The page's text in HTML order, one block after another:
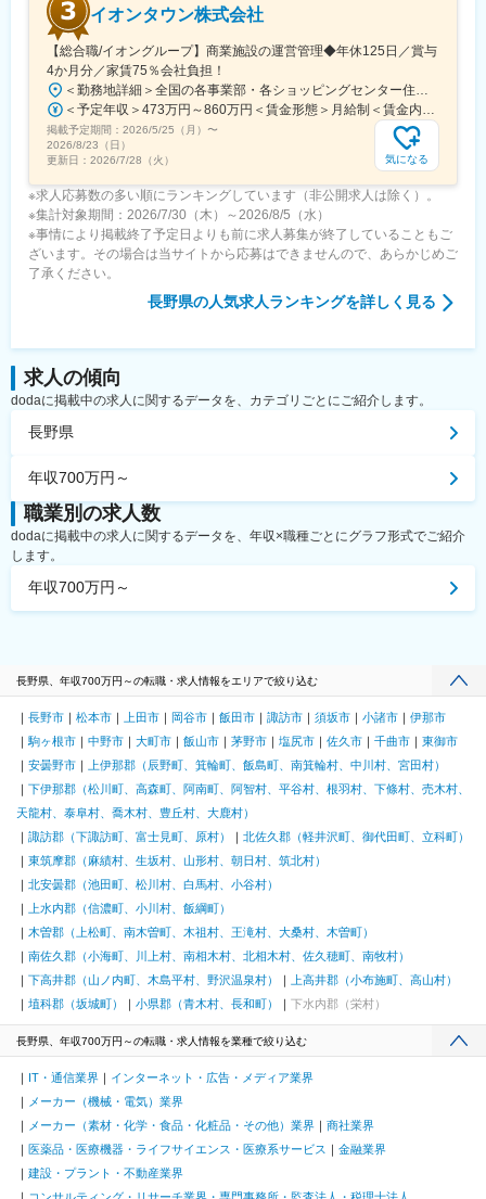
イオンタウン株式会社
【総合職/イオングループ】商業施設の運営管理◆年休125日／賞与
4か月分／家賃75％会社負担！
掲載予定期間： 2026/5/25（月） 〜
2026/8/23（日）
更新日： 2026/7/28（火） 気になる
※求人応募数の多い順にランキングしています（非公開求人は除く）。
※集計対象期間：2026/7/30（木）～2026/8/5（水）
※事情により掲載終了予定日よりも前に求人募集が終了していることもご
ざいます。その場合は当サイトから応募はできませんので、あらかじめご
了承ください。
長野県の人気求人ランキングを詳しく見る
求人の傾向
dodaに掲載中の求人に関するデータを、カテゴリごとにご紹介します。
長野県
年収700万円～
職業別の求人数
dodaに掲載中の求人に関するデータを、年収×職種ごとにグラフ形式でご紹介
します。
年収700万円～
長野県、年収700万円～の転職・求人情報をエリアで絞り込む
長野市 松本市 上田市 岡谷市 飯田市 諏訪市 須坂市 小諸市
伊那市
駒ヶ根市
中野市 大町市 飯山市 茅野市 塩尻市 佐久市 千曲市
東御市
安曇野市
上伊那郡（辰野町、箕輪町、飯島町、南箕輪村、中川村、宮田村）
下伊那郡（松川町、高森町、阿南町、阿智村、平谷村、根羽村、下條村、売木村、
天龍村、泰阜村、喬木村、豊丘村、大鹿村）
諏訪郡（下諏訪町、富士見町、原村）
北佐久郡（軽井沢町、御代田町、立科町）
東筑摩郡（麻績村、生坂村、山形村、朝日村、筑北村）
北安曇郡（池田町、松川村、白馬村、小谷村）
上水内郡（信濃町、小川村、飯綱町）
木曽郡（上松町、南木曽町、木祖村、王滝村、大桑村、木曽町）
南佐久郡（小海町、川上村、南相木村、北相木村、佐久穂町、南牧村）
下高井郡（山ノ内町、木島平村、野沢温泉村）
上高井郡（小布施町、高山村）
埴科郡（坂城町）
小県郡（青木村、長和町） 下水内郡（栄村）
長野県、年収700万円～の転職・求人情報を業種で絞り込む
IT・通信業界
インターネット・広告・メディア業界
メーカー（機械・電気）業界
メーカー（素材・化学・食品・化粧品・その他）業界
商社業界
医薬品・医療機器・ライフサイエンス・医療系サービス
金融業界
建設・プラント・不動産業界